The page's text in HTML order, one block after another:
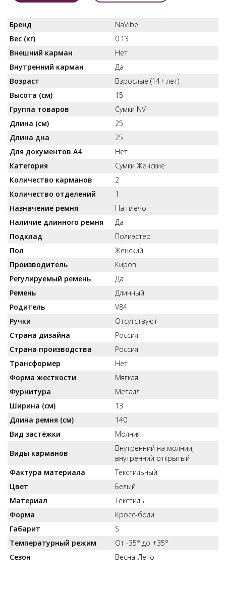
Бренд
NaVibe
Вес (кг)
0.13
Внешний карман
Нет
Внутренний карман
Да
Возраст
Взрослые (14+ лет)
Высота (см)
15
Группа товаров
Сумки NV
Длина (см)
25
Длина дна
25
Для документов А4
Нет
Категория
Сумки Женские
Количество карманов
2
Количество отделений
1
Назначение ремня
На плечо
Наличие длинного ремня
Да
Подклад
Полиэстер
Пол
Женский
Производитель
Киров
Регулируемый ремень
Да
Ремень
Длинный
Родитель
V84
Ручки
Отсутствуют
Страна дизайна
Россия
Страна производства
Россия
Трансформер
Нет
Форма жесткости
Мягкая
Фурнитура
Металл
Ширина (см)
13
Длина ремня (см)
140
Вид застёжки
Молния
Виды карманов
Внутренний на молнии,
внутренний открытый
Фактура материала
Текстильный
Цвет
Белый
Материал
Текстиль
Форма
Кросс-боди
Габарит
S
Температурный режим
От -35° до +35°
Сезон
Весна-Лето